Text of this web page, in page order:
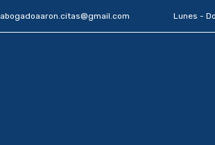
abogadoaaron.citas@gmail.com Lunes -